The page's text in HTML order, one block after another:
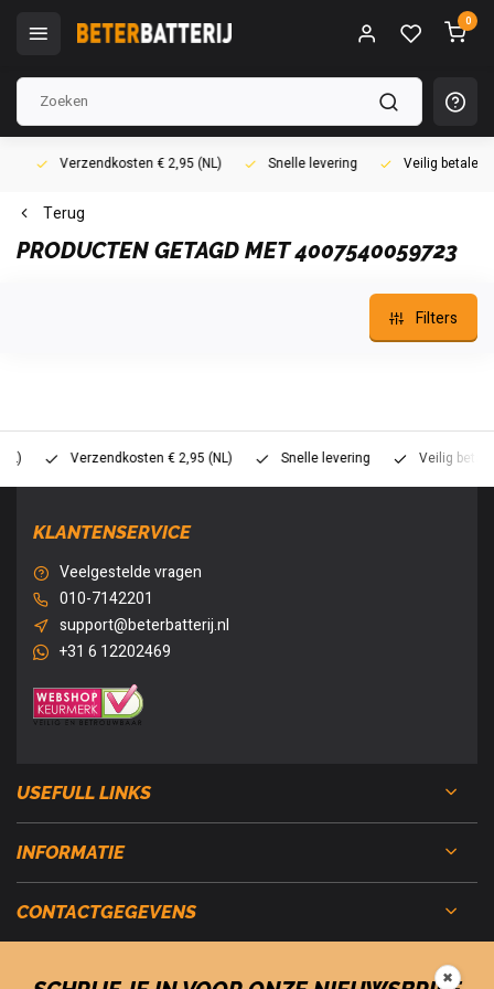
0
Verzendkosten € 2,95 (NL) Snelle levering Veilig betalen
Terug
PRODUCTEN GETAGD MET 4007540059723
Filters
Verzendkosten € 2,95 (NL) Snelle levering Veilig betalen
KLANTENSERVICE
Veelgestelde vragen
010-7142201
support@beterbatterij.nl
+31 6 12202469
USEFULL LINKS
INFORMATIE
CONTACTGEGEVENS
✖